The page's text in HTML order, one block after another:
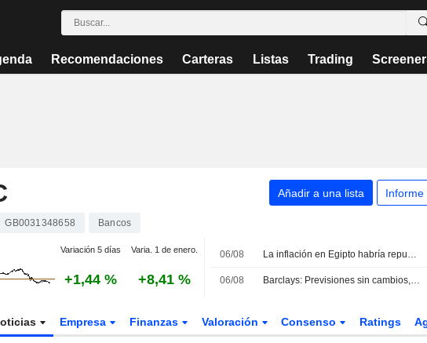
Recomendaciones Carteras Listas Trading
Añadir a una lista Informe
GB0031348658 Bancos
Variación 5 días Varia. 1 de enero.
+1,44 % +8,41 %
06/08 La inflación en Egipto habría repuntado hasta el 15,6% en julio, según el consenso de los analistas
06/08 Barclays: Previsiones sin cambios, pero mejora la valoración por suma de partes
Empresa Finanzas Valoración Consenso Ratings